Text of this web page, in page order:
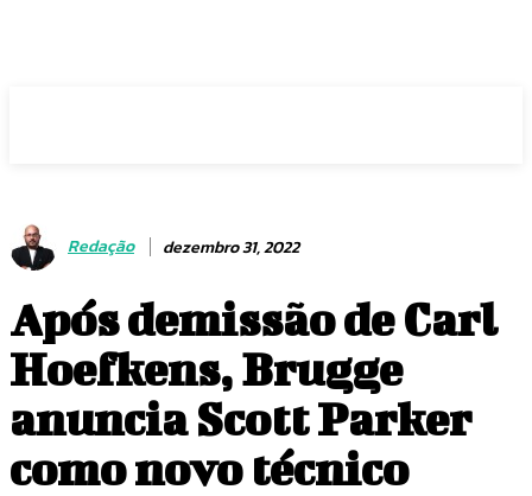
Redação dezembro 31, 2022
Após demissão de Carl
Hoefkens, Brugge
anuncia Scott Parker
como novo técnico